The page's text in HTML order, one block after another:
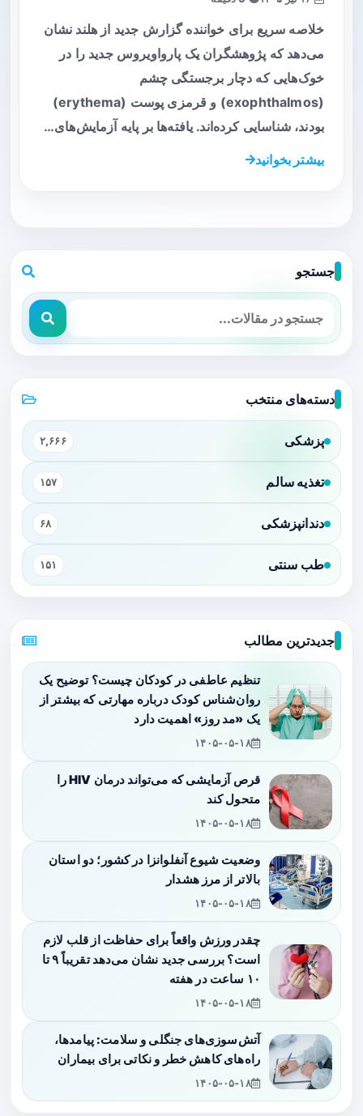
خلاصه سریع برای خواننده گزارش جدید از هلند نشان
می‌دهد که پژوهشگران یک پارواویروس جدید را در
خوک‌هایی که دچار برجستگی چشم
(exophthalmos) و قرمزی پوست (erythema)
بودند، شناسایی کرده‌اند. یافته‌ها بر پایه آزمایش‌های…
بیشتر بخوانید
جستجو
دسته‌های منتخب
پزشکی ۲,۶۶۶
تغذیه سالم ۱۵۷
دندانپزشکی ۶۸
طب سنتی ۱۵۱
جدیدترین مطالب
تنظیم عاطفی در کودکان چیست؟ توضیح یک
روان‌شناس کودک درباره مهارتی که بیشتر از
یک «مد روز» اهمیت دارد
۱۴۰۵-۰۵-۱۸
قرص آزمایشی که می‌تواند درمان HIV را
متحول کند
۱۴۰۵-۰۵-۱۸
وضعیت شیوع آنفلوانزا در کشور؛ دو استان
بالاتر از مرز هشدار
۱۴۰۵-۰۵-۱۸
چقدر ورزش واقعاً برای حفاظت از قلب لازم
است؟ بررسی جدید نشان می‌دهد تقریباً ۹ تا
۱۰ ساعت در هفته
۱۴۰۵-۰۵-۱۸
آتش‌سوزی‌های جنگلی و سلامت: پیامدها،
راه‌های کاهش خطر و نکاتی برای بیماران
۱۴۰۵-۰۵-۱۸